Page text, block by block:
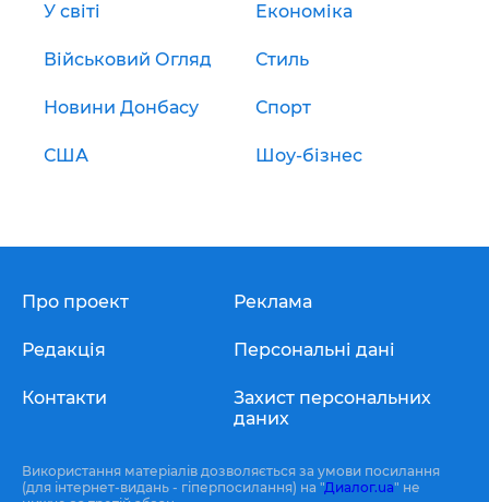
У світі Економіка
Військовий Огляд Стиль
Новини Донбасу Спорт
США Шоу-бізнес
Про проект
Редакція
Контакти
Реклама
Персональні дані
Захист персональних
даних
Використання матеріалів дозволяється за умови посилання
(для інтернет-видань - гіперпосилання) на "Диалог.ua" не